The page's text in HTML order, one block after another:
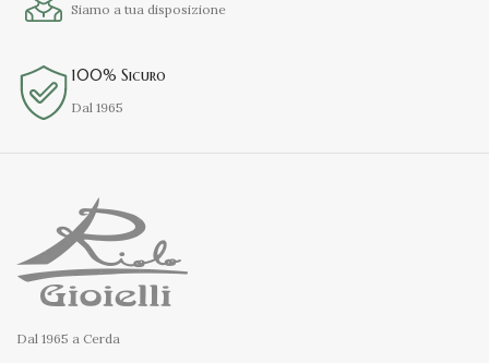
Siamo a tua disposizione
100% Sicuro
Dal 1965
Dal 1965 a Cerda